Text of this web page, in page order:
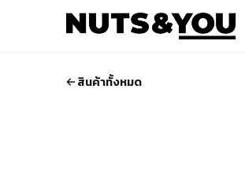
สินค้าทั้งหมด